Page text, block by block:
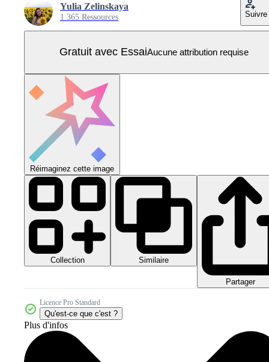
Yulia Zelinskaya
1 365 Ressources Suivre
Gratuit avec EssaiAucune attribution requise
Réimaginez cette image
Collection Similaire
Partager
Licence Pro Standard
Qu'est-ce que c'est ?
Plus d'infos